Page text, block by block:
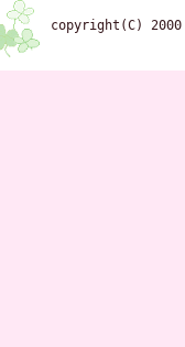
copyright(C)